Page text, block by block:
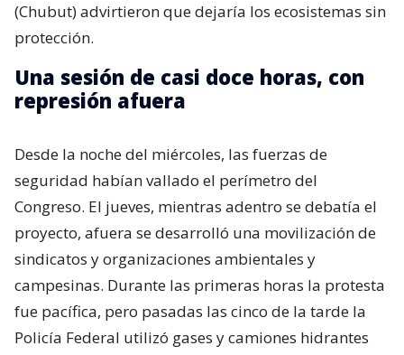
(Chubut) advirtieron que dejaría los ecosistemas sin
protección.
Una sesión de casi doce horas, con
represión afuera
Desde la noche del miércoles, las fuerzas de
seguridad habían vallado el perímetro del
Congreso. El jueves, mientras adentro se debatía el
proyecto, afuera se desarrolló una movilización de
sindicatos y organizaciones ambientales y
campesinas. Durante las primeras horas la protesta
fue pacífica, pero pasadas las cinco de la tarde la
Policía Federal utilizó gases y camiones hidrantes